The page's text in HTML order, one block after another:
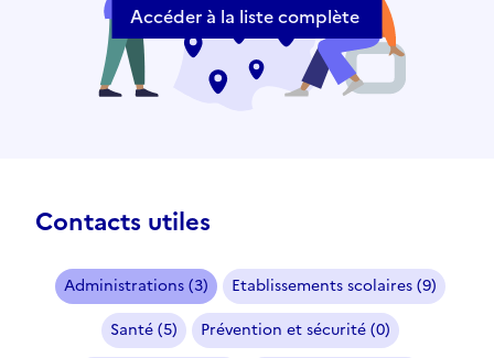
Accéder à la liste complète
Contacts utiles
Administrations (3)
Etablissements scolaires (9)
Santé (5)
Prévention et sécurité (0)